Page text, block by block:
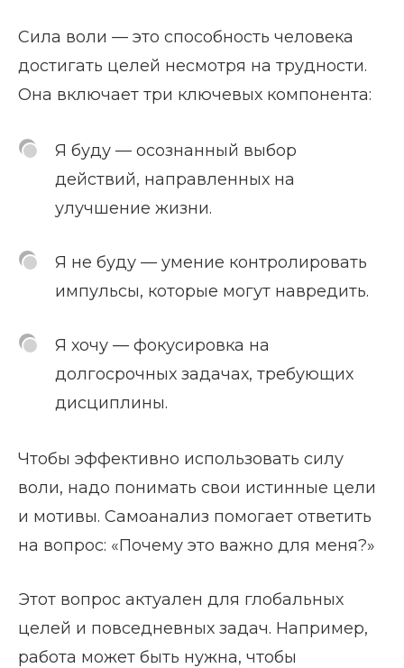
Сила воли — это способность человека
достигать целей несмотря на трудности.
Она включает три ключевых компонента:
Я буду — осознанный выбор
действий, направленных на
улучшение жизни.
Я не буду — умение контролировать
импульсы, которые могут навредить.
Я хочу — фокусировка на
долгосрочных задачах, требующих
дисциплины.
Чтобы эффективно использовать силу
воли, надо понимать свои истинные цели
и мотивы. Самоанализ помогает ответить
на вопрос: «Почему это важно для меня?»
Этот вопрос актуален для глобальных
целей и повседневных задач. Например,
работа может быть нужна, чтобы